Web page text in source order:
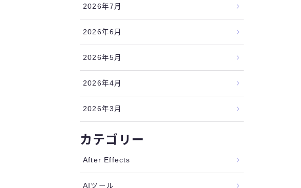
2026年7月
2026年6月
2026年5月
2026年4月
2026年3月
カテゴリー
After Effects
AIツール